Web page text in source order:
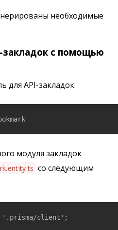
необходимые
закладок с помощью
для API-закладок:
модуля закладок
со следующим
'.prisma/client';